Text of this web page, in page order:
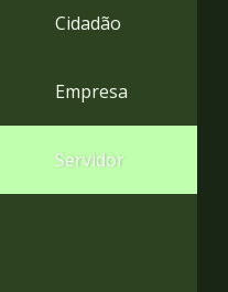
Cidadão
Empresa
Servidor